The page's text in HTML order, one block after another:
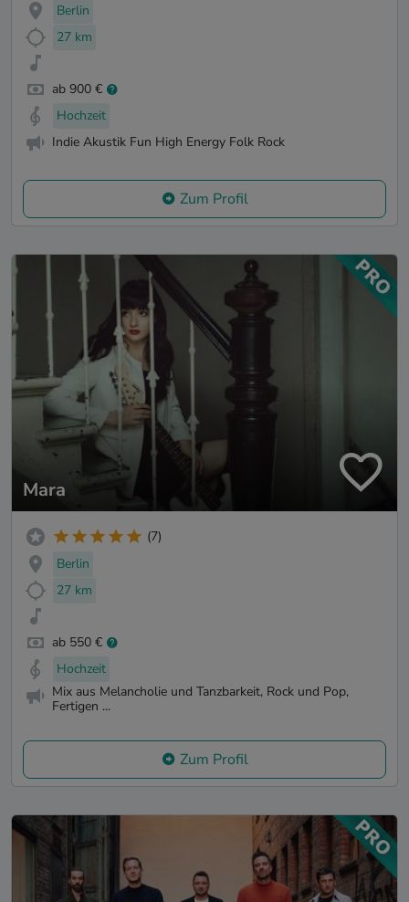
Berlin
27 km
ab 900 €
Hochzeit
Indie Akustik Fun High Energy Folk Rock
Zum Profil
Mara
(7)
Berlin
27 km
ab 550 €
Hochzeit
Mix aus Melancholie und Tanzbarkeit, Rock und Pop,
Fertigen ...
Zum Profil